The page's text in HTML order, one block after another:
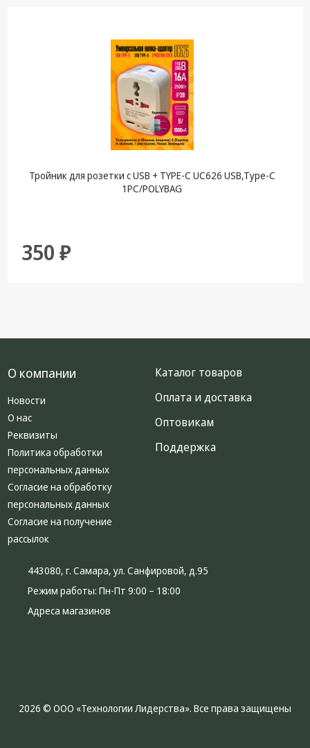
Тройник для розетки с USB + TYPE-C UC626 USB,Type-C
1PC/POLYBAG
350 ₽
О компании
Новости
О нас
Реквизиты
Политика обработки
персональных данных
Согласие на обработку
персональных данных
Согласие на получение
рассылок
Каталог товаров
Оплата и доставка
Оптовикам
Поддержка
443080, г. Самара, ул. Санфировой, д.95
Режим работы: Пн-Пт 9:00 – 18:00
Адреса магазинов
2026 © ООО «Технологии Лидерства». Все права защищены